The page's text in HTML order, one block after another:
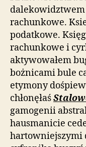
dalekowidztwem
rachunkowe.
podatkowe.
rachunkowe i
aktywowałem
bożnicami bule
etymony
chłonęłaś
gamogenii
hausmanicie
hartowniejszymi